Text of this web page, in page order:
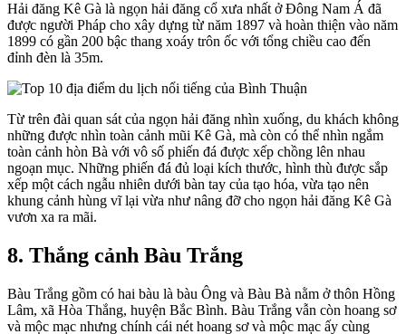
Hải đăng Kê Gà là ngọn hải đăng cổ xưa nhất ở Đông Nam Á đã
được người Pháp cho xây dựng từ năm 1897 và hoàn thiện vào năm
1899 có gần 200 bậc thang xoáy trôn ốc với tổng chiều cao đến
đỉnh đèn là 35m.
Từ trên đài quan sát của ngọn hải đăng nhìn xuống, du khách không
những được nhìn toàn cảnh mũi Kê Gà, mà còn có thể nhìn ngắm
toàn cảnh hòn Bà với vô số phiến đá được xếp chồng lên nhau
ngoạn mục. Những phiến đá đủ loại kích thước, hình thù được sắp
xếp một cách ngẫu nhiên dưới bàn tay của tạo hóa, vừa tạo nên
khung cảnh hùng vĩ lại vừa như nâng đỡ cho ngọn hải đăng Kê Gà
vươn xa ra mãi.
8. Thắng cảnh Bàu Trắng
Bàu Trắng gồm có hai bàu là bàu Ông và Bàu Bà nằm ở thôn Hồng
Lâm, xã Hòa Thắng, huyện Bắc Bình. Bàu Trắng vẫn còn hoang sơ
và mộc mạc nhưng chính cái nét hoang sơ và mộc mạc ấy cùng